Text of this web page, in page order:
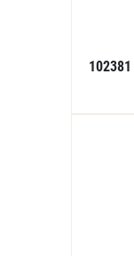
102381